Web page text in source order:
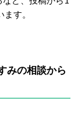
す。
の相談から